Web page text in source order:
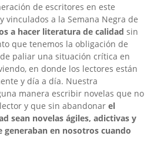
de escritores en este
vinculados a la Semana Negra de
a hacer literatura de calidad sin
que tenemos la obligación de
paliar una situación crítica en
en donde los lectores están
y día a día. Nuestra
manera escribir novelas que no
y que sin abandonar el
sean novelas ágiles, adictivas y
generaban en nosotros cuando